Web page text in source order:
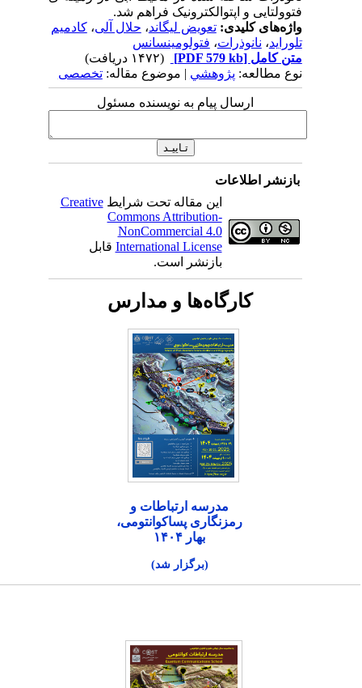
فتوولتایی و اپتوالکترونیک فراهم شد.
واژه‌های کلیدی:تعویض لیگاند،حلال آلی،کادمیم
تلوراید ،نانوذرات،فتولومینسانس
متن کامل[PDF 579 kb]
نوع مطالعه:پژوهشي| موضوع مقاله:تخصصی
ارسال پیام به نویسنده مسئول
بازنشر اطلاعات
این مقاله تحت شرایطCreative
Commons Attribution-
NonCommercial 4.0
International Licenseقابل
بازنشر است.
کارگاه‌ها و مدارس
مدرسه ارتباطات و
رمزنگاری پساکوانتومی،
بهار ۱۴۰۴
(برگزار شد)